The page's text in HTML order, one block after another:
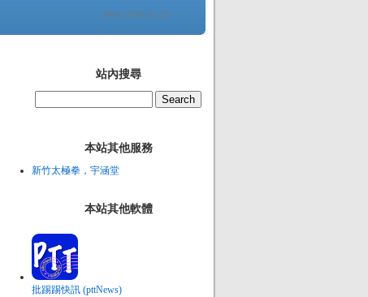
Since 2005.12.20
站內搜尋
本站其他服務
新竹太極拳，宇涵堂
本站其他軟體
批踢踢快訊 (pttNews)